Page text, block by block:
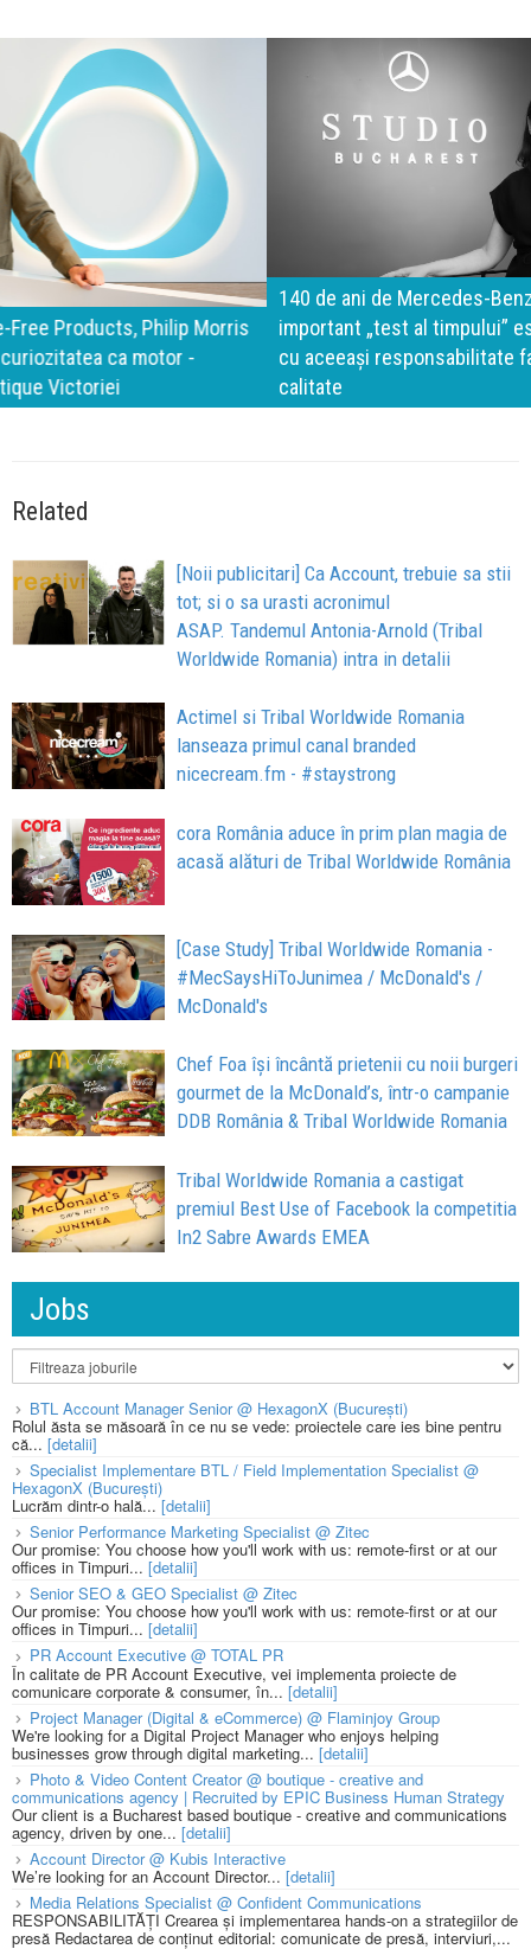
140 de ani de Mercedes-Benz. Ramona Pîrlog: Cel mai
important „test al timpului” este să inovăm constant, dar
cu aceeași responsabilitate față de oameni, siguranță și
calitate
Related
[Noii publicitari] Ca Account, trebuie sa stii
tot; si o sa urasti acronimul
ASAP. Tandemul Antonia-Arnold (Tribal
Worldwide Romania) intra in detalii
Actimel si Tribal Worldwide Romania
lanseaza primul canal branded
nicecream.fm - #staystrong
cora România aduce în prim plan magia de
acasă alături de Tribal Worldwide România
[Case Study] Tribal Worldwide Romania -
#MecSaysHiToJunimea / McDonald's /
McDonald's
Chef Foa își încântă prietenii cu noii burgeri
gourmet de la McDonald’s, într-o campanie
DDB România & Tribal Worldwide Romania
Tribal Worldwide Romania a castigat
premiul Best Use of Facebook la competitia
In2 Sabre Awards EMEA
Jobs
BTL Account Manager Senior @ HexagonX (București)
Rolul ăsta se măsoară în ce nu se vede: proiectele care ies bine pentru
că... [detalii]
Specialist Implementare BTL / Field Implementation Specialist @
HexagonX (București)
Lucrăm dintr-o hală... [detalii]
Senior Performance Marketing Specialist @ Zitec
Our promise: You choose how you'll work with us: remote-first or at our
offices in Timpuri... [detalii]
Senior SEO & GEO Specialist @ Zitec
Our promise: You choose how you'll work with us: remote-first or at our
offices in Timpuri... [detalii]
PR Account Executive @ TOTAL PR
În calitate de PR Account Executive, vei implementa proiecte de
comunicare corporate & consumer, în... [detalii]
Project Manager (Digital & eCommerce) @ Flaminjoy Group
We're looking for a Digital Project Manager who enjoys helping
businesses grow through digital marketing... [detalii]
Photo & Video Content Creator @ boutique - creative and
communications agency | Recruited by EPIC Business Human Strategy
Our client is a Bucharest based boutique - creative and communications
agency, driven by one... [detalii]
Account Director @ Kubis Interactive
We’re looking for an Account Director... [detalii]
Media Relations Specialist @ Confident Communications
RESPONSABILITĂȚI Crearea și implementarea hands-on a strategiilor de
presă Redactarea de conținut editorial: comunicate de presă, interviuri,...